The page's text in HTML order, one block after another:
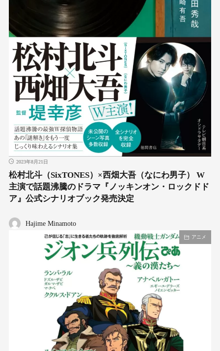
2023年8月21日
松村北斗（SixTONES）×西畑大吾（なにわ男子） W
主演で話題沸騰のドラマ『ノッキンオン・ロックドド
ア』公式シナリオブック発売決定
Hajime Minamoto
アニメ